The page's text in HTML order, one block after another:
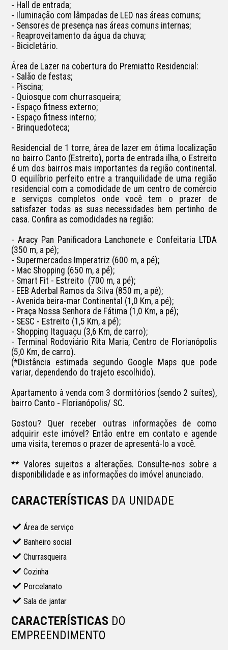
- Hall de entrada;
- Iluminação com lâmpadas de LED nas áreas comuns;
- Sensores de presença nas áreas comuns internas;
- Reaproveitamento da água da chuva;
- Bicicletário.
Área de Lazer na cobertura do Premiatto Residencial:
- Salão de festas;
- Piscina;
- Quiosque com churrasqueira;
- Espaço fitness externo;
- Espaço fitness interno;
- Brinquedoteca;
Residencial de 1 torre, área de lazer em ótima localização
no bairro Canto (Estreito), porta de entrada ilha, o Estreito
é um dos bairros mais importantes da região continental.
O equilíbrio perfeito entre a tranquilidade de uma região
residencial com a comodidade de um centro de comércio
e serviços completos onde você tem o prazer de
satisfazer todas as suas necessidades bem pertinho de
casa. Confira as comodidades na região:
- Aracy Pan Panificadora Lanchonete e Confeitaria LTDA
(350 m, a pé);
- Supermercados Imperatriz (600 m, a pé);
- Mac Shopping (650 m, a pé);
- Smart Fit - Estreito  (700 m, a pé);
- EEB Aderbal Ramos da Silva (850 m, a pé);
- Avenida beira-mar Continental (1,0 Km, a pé);
- Praça Nossa Senhora de Fátima (1,0 Km, a pé);
- SESC - Estreito (1,5 Km, a pé);
- Shopping Itaguaçu (3,6 Km, de carro);
- Terminal Rodoviário Rita Maria, Centro de Florianópolis
(5,0 Km, de carro).
(*Distância estimada segundo Google Maps que pode
variar, dependendo do trajeto escolhido).
Apartamento à venda com 3 dormitórios (sendo 2 suítes),
bairro Canto - Florianópolis/ SC.
Gostou? Quer receber outras informações de como
adquirir este imóvel? Então entre em contato e agende
uma visita, teremos o prazer de apresentá-lo a você.
** Valores sujeitos a alterações. Consulte-nos sobre a
disponibilidade e as informações do imóvel anunciado.
CARACTERÍSTICAS DA UNIDADE
Área de serviço
Banheiro social
Churrasqueira
Cozinha
Porcelanato
Sala de jantar
CARACTERÍSTICAS DO
EMPREENDIMENTO